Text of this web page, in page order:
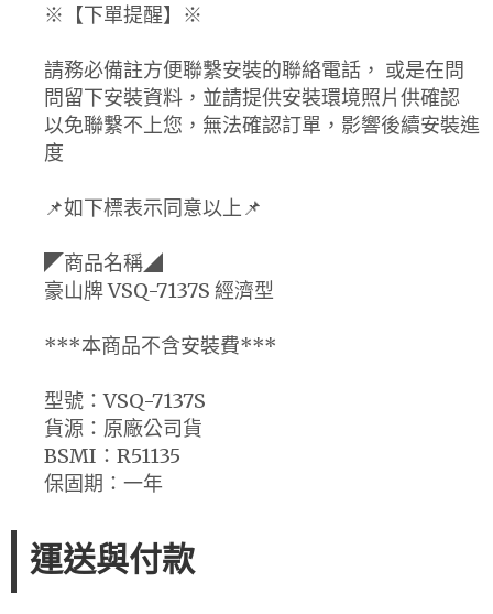
※【下單提醒】※
請務必備註方便聯繫安裝的聯絡電話， 或是在問
問留下安裝資料，並請提供安裝環境照片供確認
以免聯繫不上您，無法確認訂單，影響後續安裝進
度
📌如下標表示同意以上📌
◤商品名稱◢
豪山牌 VSQ-7137S 經濟型
***本商品不含安裝費***
型號：VSQ-7137S
貨源：原廠公司貨
BSMI：R51135
保固期：一年
運送與付款